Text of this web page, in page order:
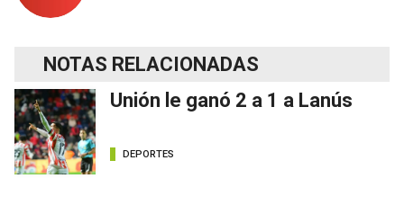
NOTAS RELACIONADAS
Unión le ganó 2 a 1 a Lanús
DEPORTES